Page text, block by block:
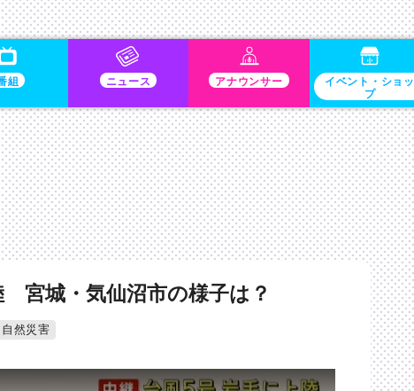
組 ニュース アナウンサー イベント・ショッ
プ
宮城・気仙沼市の様子は？
自然災害